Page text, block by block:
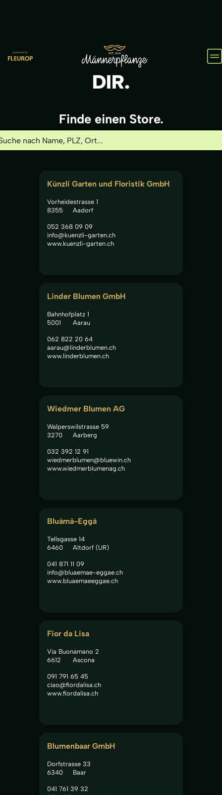
HOL IHN
DIR.
Finde einen Store.
Künzli Garten und Floristik GmbH
Vorheidestrasse 1
8355
Aadorf
052 368 09 09
info@kuenzli-garten.ch
www.kuenzli-garten.ch
Linder Blumen GmbH
Bahnhofplatz 1
5001
Aarau
062 822 20 64
aarau@linderblumen.ch
www.linderblumen.ch
Wiedmer Blumen AG
Walperswilstrasse 59
3270
Aarberg
032 392 12 91
wiedmerblumen@bluewin.ch
www.wiedmerblumenag.ch
Bluämä-Eggä
Tellsgasse 14
6460
Altdorf (UR)
041 871 11 09
info@bluaemae-eggae.ch
www.bluaemaeeggae.ch
Fior da Lisa
Via Buonamano 2
6612
Ascona
091 791 65 45
ciao@fiordalisa.ch
www.fiordalisa.ch
Blumenbaar GmbH
Dorfstrasse 33
6340
Baar
041 761 39 32